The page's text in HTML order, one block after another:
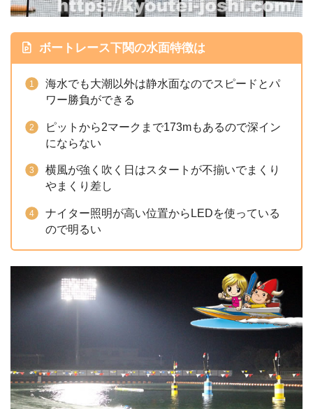
ボートレース下関の水面特徴は
海水でも大潮以外は静水面なのでスピードとパ
ワー勝負ができる
ピットから2マークまで173mもあるので深イン
にならない
横風が強く吹く日はスタートが不揃いでまくり
やまくり差し
ナイター照明が高い位置からLEDを使っている
ので明るい